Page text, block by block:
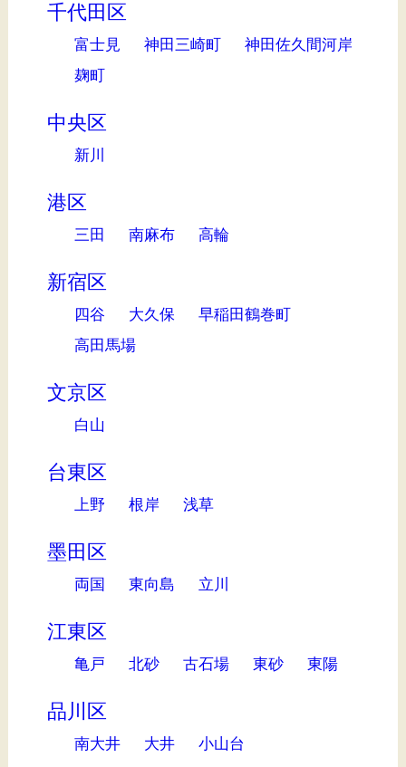
千代田区
富士見 神田三崎町
神田佐久間河岸
麹町
中央区
新川
港区
三田 南麻布 高輪
新宿区
四谷 大久保
早稲田鶴巻町
高田馬場
文京区
白山
台東区
上野 根岸 浅草
墨田区
両国 東向島 立川
江東区
亀戸 北砂 古石場 東砂 東陽
品川区
南大井 大井 小山台